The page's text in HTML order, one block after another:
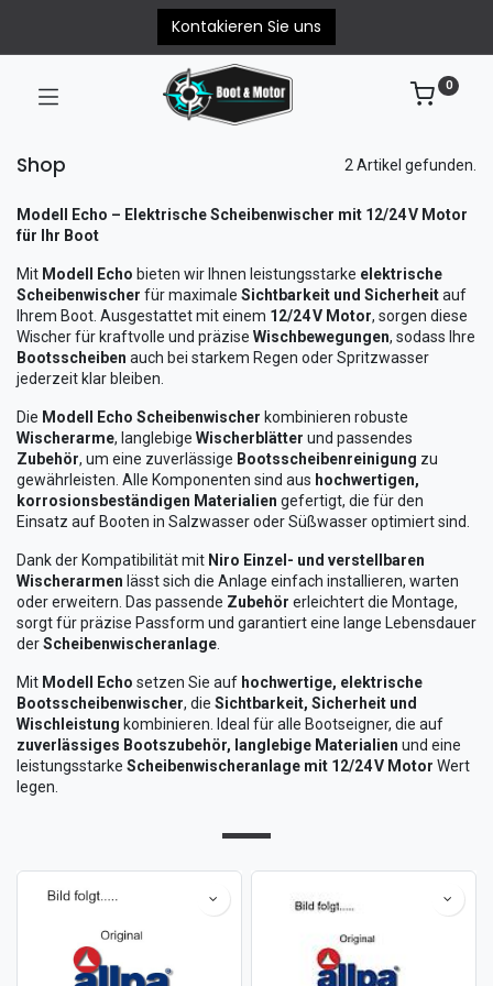
Kontakieren Sie uns
0
Shop 2 Artikel gefunden.
Modell Echo – Elektrische Scheibenwischer mit 12/24 V Motor
für Ihr Boot
Mit Modell Echo bieten wir Ihnen leistungsstarke elektrische
Scheibenwischer für maximale Sichtbarkeit und Sicherheitauf
Ihrem Boot. Ausgestattet mit einem 12/24 V Motor, sorgen diese
Wischer für kraftvolle und präzise Wischbewegungen, sodass Ihre
Bootsscheiben auch bei starkem Regen oder Spritzwasser
jederzeit klar bleiben.
Die Modell Echo Scheibenwischer kombinieren robuste
Wischerarme, langlebige Wischerblätter und passendes
Zubehör, um eine zuverlässige Bootsscheibenreinigung zu
gewährleisten. Alle Komponenten sind aus hochwertigen,
korrosionsbeständigen Materialien gefertigt, die für den
Einsatz auf Booten in Salzwasser oder Süßwasser optimiert sind.
Dank der Kompatibilität mit Niro Einzel- und verstellbaren
Wischerarmen lässt sich die Anlage einfach installieren, warten
oder erweitern. Das passende Zubehör erleichtert die Montage,
sorgt für präzise Passform und garantiert eine lange Lebensdauer
derScheibenwischeranlage
Mit Modell Echo setzen Sie auf hochwertige, elektrische
Bootsscheibenwischer, die Sichtbarkeit, Sicherheit und
Wischleistung kombinieren. Ideal für alle Bootseigner, die auf
zuverlässiges Bootszubehör, langlebige Materialien und eine
leistungsstarke Scheibenwischeranlage mit 12/24 V Motor Wert
legen.